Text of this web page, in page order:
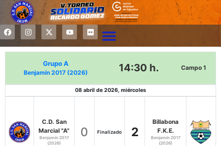
Grupo A
Benjamín 2017 (2026) 14:30 h. Campo 1
08 abril de 2026, miércoles
C.D. San
Marcial "A"
Benjamín 2017
(2026)
0 Finalizado 2
Billabona
F.K.E.
Benjamín 2017
(2026)